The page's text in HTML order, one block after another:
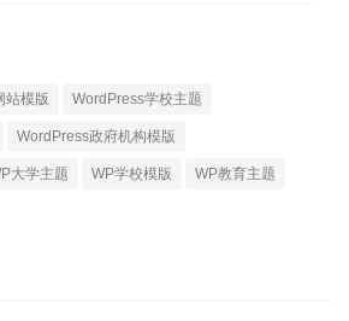
站模版 WordPress学校主题
WordPress政府机构模版
大学主题 WP学校模版 WP教育主题